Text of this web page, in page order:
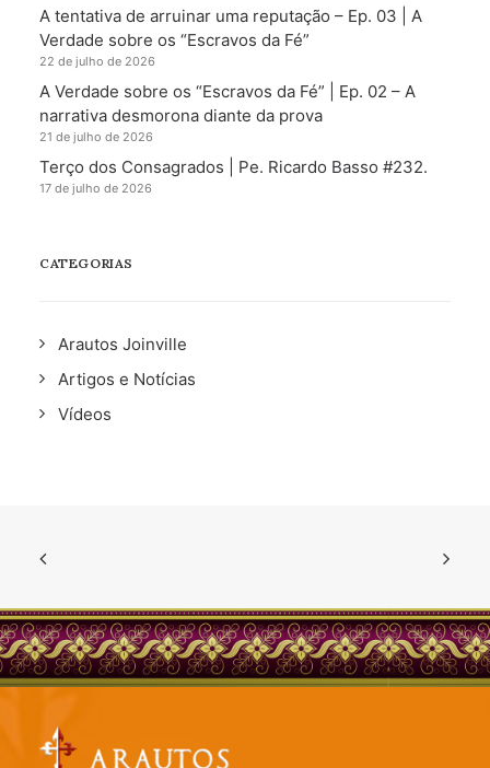
A tentativa de arruinar uma reputação – Ep. 03 | A
Verdade sobre os “Escravos da Fé”
22 de julho de 2026
A Verdade sobre os “Escravos da Fé” | Ep. 02 – A
narrativa desmorona diante da prova
21 de julho de 2026
Terço dos Consagrados | Pe. Ricardo Basso #232.
17 de julho de 2026
CATEGORIAS
Arautos Joinville
Artigos e Notícias
Vídeos